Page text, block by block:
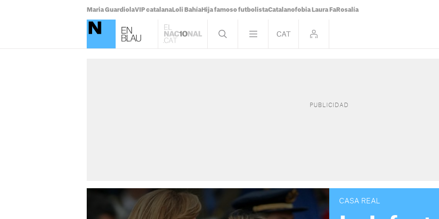
Maria GuardiolaVIP catalana Loli Bahía Hija famoso futbolistaCatalanofobia Laura Fa Rosalía
CASA REAL